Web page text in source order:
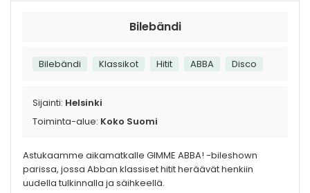
Astukaamme aikamatkalle GIMME ABBA! -bileshown
parissa, jossa Abban klassiset hitit heräävät henkiin
uudella tulkinnalla ja säihkeellä.
Bilebändi
Bilebändi Klassikot Hitit ABBA Disco
Sijainti: Helsinki
Toiminta-alue: Koko Suomi